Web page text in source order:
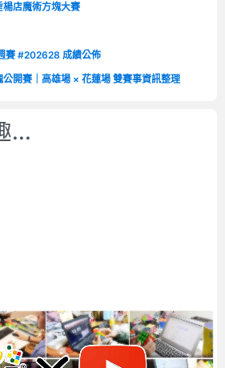
店魔術方塊大賽
賽 #202628 成績公佈
開賽｜高雄場 × 花蓮場 雙賽事資訊整理
...